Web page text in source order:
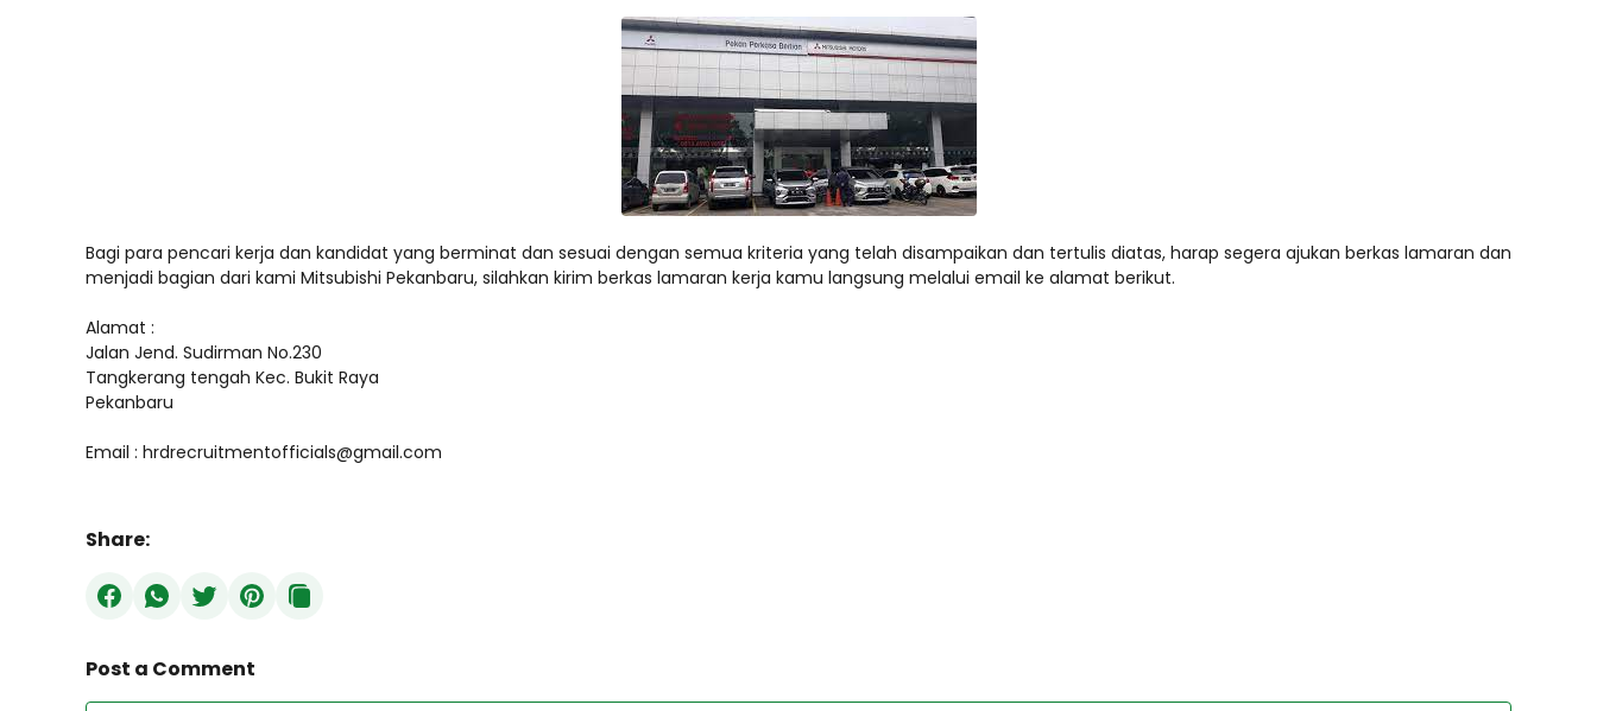
Bagi para pencari kerja dan kandidat yang berminat dan sesuai dengan semua kriteria yang telah disampaikan dan tertulis diatas, harap segera ajukan berkas lamaran dan
menjadi bagian dari kami Mitsubishi Pekanbaru, silahkan kirim berkas lamaran kerja kamu langsung melalui email ke alamat berikut.
Alamat :
Jalan Jend. Sudirman No.230
Tangkerang tengah Kec. Bukit Raya
Pekanbaru
Email : hrdrecruitmentofficials@gmail.com
Share:
Post a Comment